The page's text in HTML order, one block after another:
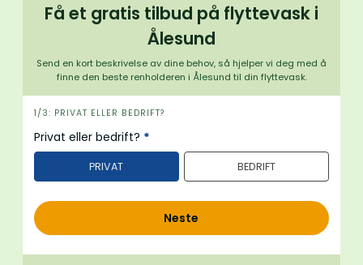
Få et gratis tilbud på flyttevask i
Ålesund
Send en kort beskrivelse av dine behov, så hjelper vi deg med å
finne den beste renholderen i Ålesund til din flyttevask.
i
n
n
o
d
1/3: PRIVAT ELLER BEDRIFT?
Privat eller bedrift? *
PRIVAT BEDRIFT
Neste